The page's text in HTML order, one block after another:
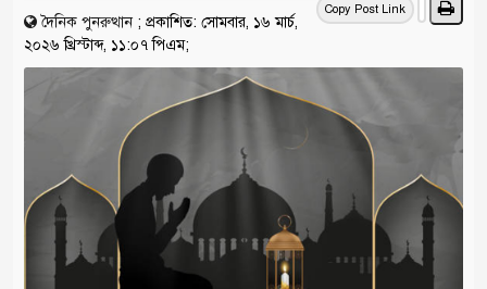
Copy Post Link
দৈনিক পুনরুত্থান ; প্রকাশিত: সোমবার, ১৬ মার্চ,
২০২৬ খ্রিস্টাব্দ, ১১:০৭ পিএম;